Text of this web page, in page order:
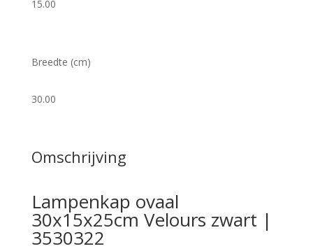
15.00
Breedte (cm)
30.00
Omschrijving
Lampenkap ovaal
30x15x25cm Velours zwart |
3530322